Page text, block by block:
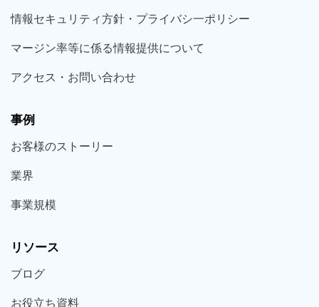
情報セキュリティ方針・プライバシ一ポリシー
マージン率等に係る情報提供について
アクセス・お問い合わせ
事例
お客様のストーリー
業界
事業規模
リソース
ブログ
お役立ち資料